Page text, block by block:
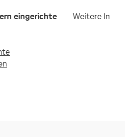
eingerichte Weitere